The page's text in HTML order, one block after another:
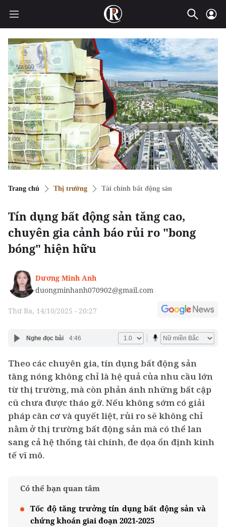
Trang chủ Thị trường Tài chính bất động sản
Tín dụng bất động sản tăng cao,
chuyên gia cảnh báo rủi ro "bong
bóng" hiện hữu
Dương Minh Anh
duongminhanh070902@gmail.com
Thứ Ba, 14/10/2025 - 20:27
Nghe đọc bài 4:46
Theo các chuyên gia, tín dụng bất động sản
tăng nóng không chỉ là hệ quả của nhu cầu lớn
từ thị trường, mà còn phản ánh những bất cập
cũ chưa được tháo gỡ. Nếu không sớm có giải
pháp căn cơ và quyết liệt, rủi ro sẽ không chỉ
nằm ở thị trường bất động sản mà có thể lan
sang cả hệ thống tài chính, đe dọa ổn định kinh
tế vĩ mô.
Có thể bạn quan tâm
Tốc độ tăng trưởng tín dụng bất động sản và
chứng khoán giai đoạn 2021-2025